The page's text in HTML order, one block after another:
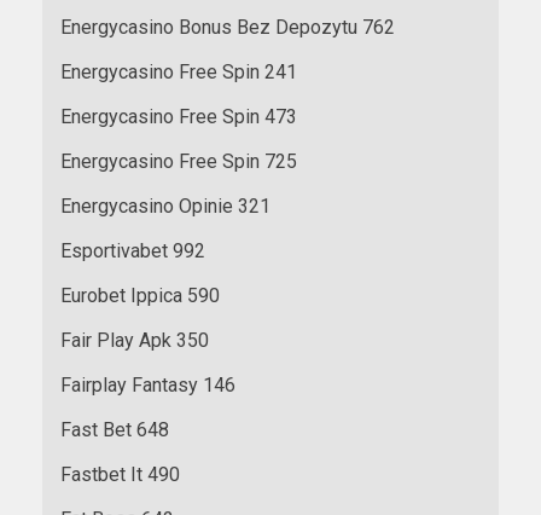
Energycasino Bonus Bez Depozytu 762
Energycasino Free Spin 241
Energycasino Free Spin 473
Energycasino Free Spin 725
Energycasino Opinie 321
Esportivabet 992
Eurobet Ippica 590
Fair Play Apk 350
Fairplay Fantasy 146
Fast Bet 648
Fastbet It 490